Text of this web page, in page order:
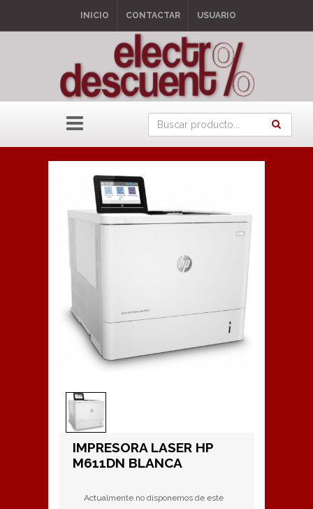
INICIO CONTACTAR USUARIO
IMPRESORA LASER HP
M611DN BLANCA
Actualmente no disponemos de este